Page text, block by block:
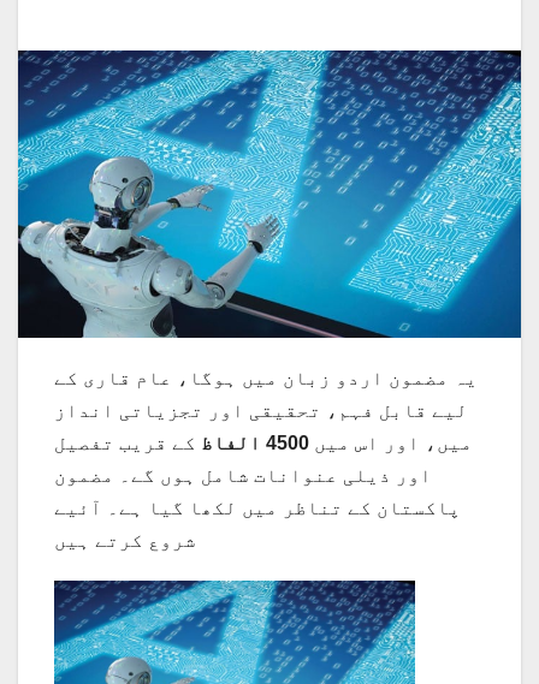
یہ مضمون اردو زبان میں ہوگا، عام قاری کے
لیے قابل فہم، تحقیقی اور تجزیاتی انداز
میں، اور اس میں 4500 الفاظ
کے قریب تفصیل
اور ذیلی عنوانات شامل ہوں گے۔ مضمون
پاکستان کے تناظر میں لکھا گیا ہے۔ آئیے
شروع کرتے ہیں